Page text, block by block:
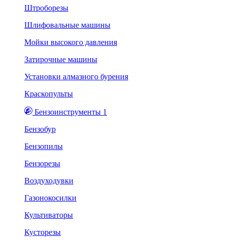
Штроборезы
Шлифовальные машины
Мойки высокого давления
Затирочные машины
Установки алмазного бурения
Краскопульты
Бензоинструменты 1
Бензобур
Бензопилы
Бензорезы
Воздуходувки
Газонокосилки
Культиваторы
Кусторезы